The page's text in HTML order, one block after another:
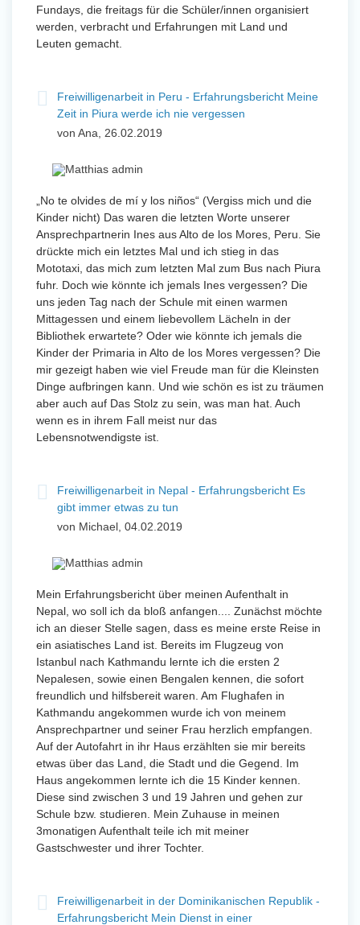
Fundays, die freitags für die Schüler/innen organisiert
werden, verbracht und Erfahrungen mit Land und
Leuten gemacht.
Freiwilligenarbeit in Peru - Erfahrungsbericht Meine
Zeit in Piura werde ich nie vergessen
von Ana, 26.02.2019
„No te olvides de mí y los niños“ (Vergiss mich und die
Kinder nicht) Das waren die letzten Worte unserer
Ansprechpartnerin Ines aus Alto de los Mores, Peru. Sie
drückte mich ein letztes Mal und ich stieg in das
Mototaxi, das mich zum letzten Mal zum Bus nach Piura
fuhr. Doch wie könnte ich jemals Ines vergessen? Die
uns jeden Tag nach der Schule mit einen warmen
Mittagessen und einem liebevollem Lächeln in der
Bibliothek erwartete? Oder wie könnte ich jemals die
Kinder der Primaria in Alto de los Mores vergessen? Die
mir gezeigt haben wie viel Freude man für die Kleinsten
Dinge aufbringen kann. Und wie schön es ist zu träumen
aber auch auf Das Stolz zu sein, was man hat. Auch
wenn es in ihrem Fall meist nur das
Lebensnotwendigste ist.
Freiwilligenarbeit in Nepal - Erfahrungsbericht Es
gibt immer etwas zu tun
von Michael, 04.02.2019
Mein Erfahrungsbericht über meinen Aufenthalt in
Nepal, wo soll ich da bloß anfangen.... Zunächst möchte
ich an dieser Stelle sagen, dass es meine erste Reise in
ein asiatisches Land ist. Bereits im Flugzeug von
Istanbul nach Kathmandu lernte ich die ersten 2
Nepalesen, sowie einen Bengalen kennen, die sofort
freundlich und hilfsbereit waren. Am Flughafen in
Kathmandu angekommen wurde ich von meinem
Ansprechpartner und seiner Frau herzlich empfangen.
Auf der Autofahrt in ihr Haus erzählten sie mir bereits
etwas über das Land, die Stadt und die Gegend. Im
Haus angekommen lernte ich die 15 Kinder kennen.
Diese sind zwischen 3 und 19 Jahren und gehen zur
Schule bzw. studieren. Mein Zuhause in meinen
3monatigen Aufenthalt teile ich mit meiner
Gastschwester und ihrer Tochter.
Freiwilligenarbeit in der Dominikanischen Republik -
Erfahrungsbericht Mein Dienst in einer